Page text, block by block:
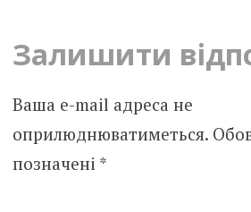
Залишити
Ваша e-mail адреса не
оприлюднюватиметься.
позначені *